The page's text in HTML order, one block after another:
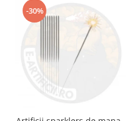
-30%